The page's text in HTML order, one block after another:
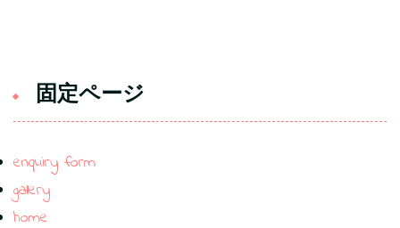
固定ページ
enquiry form
gallery
home